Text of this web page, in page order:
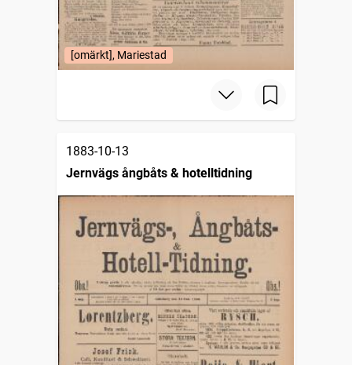
[omärkt], Mariestad
1883-10-13
Jernvägs ångbåts & hotelltidning